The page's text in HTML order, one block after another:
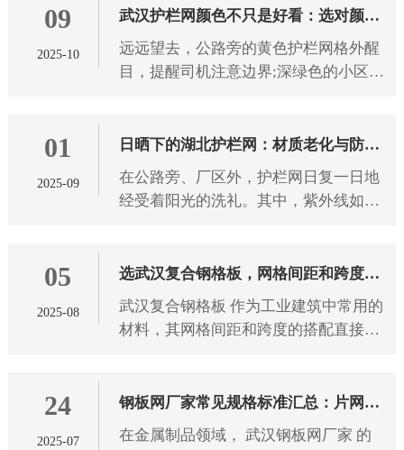
网，需从 武汉铁丝网 材质、工艺
09
2025-10
武汉护栏网颜色不只是好看：选对颜色
防护更靠谱
远远望去，公路旁的黄色护栏网格外醒
目，提醒司机注意边界;深绿色的小区护
从来都不只是为了美观，不同
01
2025-09
日晒下的湖北护栏网：材质老化与防护
之道
在公路旁、厂区外，护栏网日复一日地
经受着阳光的洗礼。其中，紫外线如同
材质会发生一系列变化，
05
2025-08
选武汉复合钢格板，网格间距和跨度怎
么搭配？
武汉复合钢格板 作为工业建筑中常用的
材料，其网格间距和跨度的搭配直接影
细介绍如何科学地匹配这两个
24
2025-07
钢板网厂家常见规格标准汇总：片网尺
寸、网孔形状全解析
在金属制品领域， 武汉钢板网厂家 的